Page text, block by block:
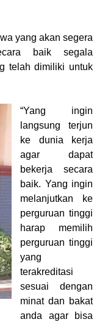
yang akan segera
baik segala
telah dimiliki untuk
“Yang ingin
langsung terjun
ke dunia kerja
agar dapat
bekerja secara
baik. Yang ingin
melanjutkan ke
perguruan tinggi
harap memilih
perguruan tinggi
yang
terakreditasi
sesuai dengan
minat dan bakat
anda agar bisa